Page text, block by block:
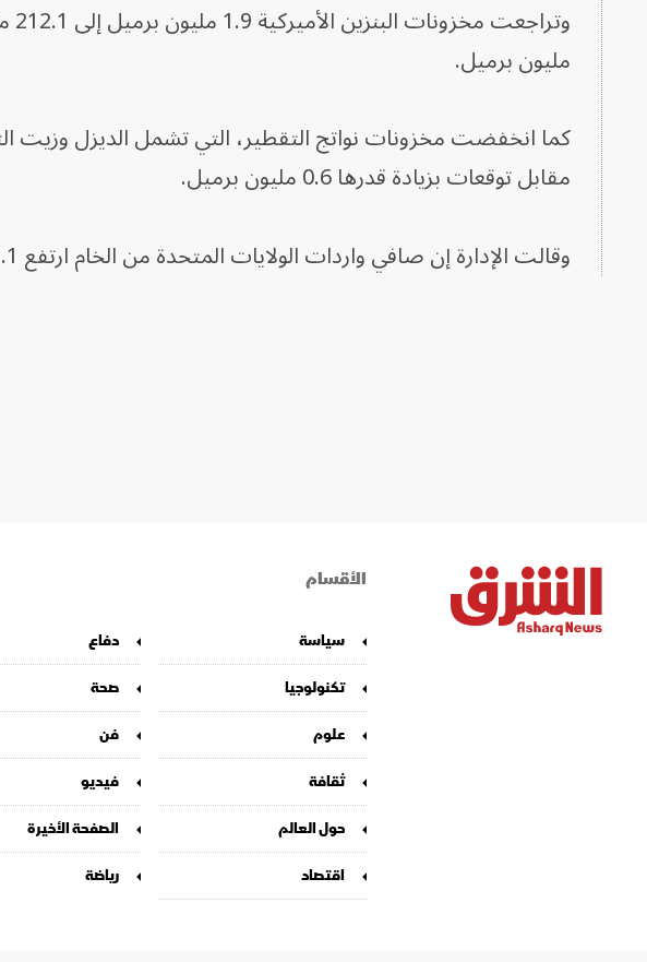
مليون برميل.
مقابل توقعات بزيادة قدرها 0.6 مليون برميل.
وقالت الإدارة إن صافي واردات الولايات المتحدة من الخام ارتفع 1.1 مليون برميل يومياً.
الأقسام
سياسة
دفاع
تكنولوجيا
صحة
علوم
فن
ثقافة
فيديو
حول العالم
الصفحة الأخيرة
اقتصاد
رياضة